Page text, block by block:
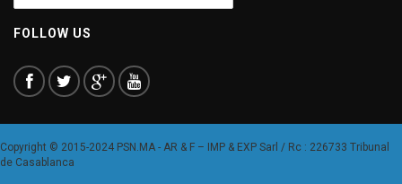
FOLLOW US
Copyright © 2015-2024 PSN.MA - AR & F – IMP & EXP Sarl / Rc : 226733 Tribunal
de Casablanca